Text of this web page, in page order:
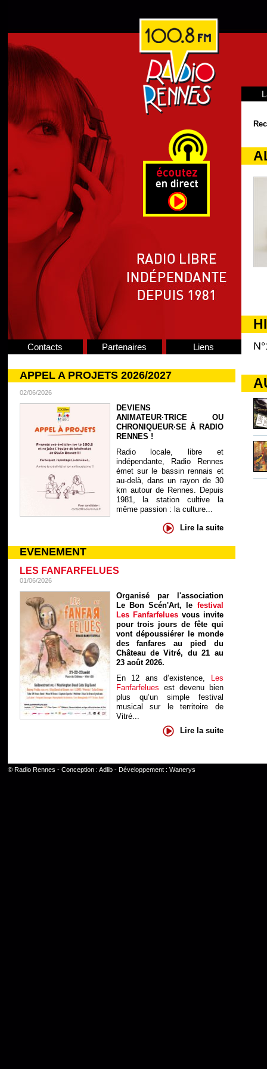
Contacts Partenaires Liens
APPEL A PROJETS 2026/2027
02/06/2026
DEVIENS
ANIMATEUR·TRICE OU
CHRONIQUEUR·SE À RADIO
RENNES !
Radio locale, libre et
indépendante, Radio Rennes
émet sur le bassin rennais et
au-delà, dans un rayon de 30
km autour de Rennes. Depuis
1981, la station cultive la
même passion : la culture...
Lire la suite
EVENEMENT
LES FANFARFELUES
01/06/2026
Organisé par l'association
Le Bon Scén'Art, le festival
Les Fanfarfelues vous invite
pour trois jours de fête qui
vont dépoussiérer le monde
des fanfares au pied du
Château de Vitré, du 21 au
23 août 2026.
En 12 ans d’existence, Les
Fanfarfelues est devenu bien
plus qu’un simple festival
musical sur le territoire de
Vitré...
Lire la suite
© Radio Rennes - Conception : Adlib- Développement : Wanerys